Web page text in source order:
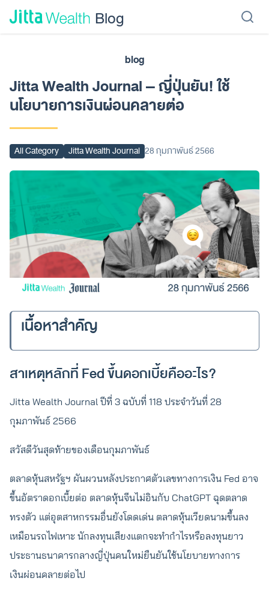
Skip to content - ข้ามไปที่เนื้อหา
Blog
ลงทุนอัตโนมัติ
blog
Jitta Wealth Journal – ญี่ปุ่นยัน! ใช้
นโยบายการเงินผ่อนคลายต่อ
All Category Jitta Wealth Journal 28 กุมภาพันธ์ 2566
เนื้อหาสำคัญ
สาเหตุหลักที่ Fed ขึ้นดอกเบี้ยคืออะไร?
Jitta Wealth Journal ปีที่ 3 ฉบับที่ 118 ประจำวันที่ 28
กุมภาพันธ์ 2566
สวัสดีวันสุดท้ายของเดือนกุมภาพันธ์
ตลาดหุ้นสหรัฐฯ ผันผวนหลังประกาศตัวเลขทางการเงิน Fed อาจ
ขึ้นอัตราดอกเบี้ยต่อ ตลาดหุ้นจีนไม่อินกับ ChatGPT ฉุดตลาด
ทรงตัว แต่อุตสาหกรรมอื่นยังโดดเด่น ตลาดหุ้นเวียดนามขึ้นลง
เหมือนรถไฟเหาะ นักลงทุนเสียงแตกจะทำกำไรหรือลงทุนยาว
ประธานธนาคารกลางญี่ปุ่นคนใหม่ยืนยันใช้นโยบายทางการ
เงินผ่อนคลายต่อไป